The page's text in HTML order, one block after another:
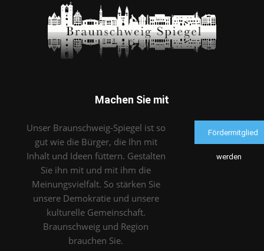
Machen Sie mit
Unser Braunschweig-Spiegel ist so
gut wie die Bürger, die Ihn mit
Inhalt und Ideen füttern. Gestalten
Sie ihn mit und mit ihm die
Meinungsvielfalt. So stärken Sie
unsere Demokratie und unsere
kulturelle Gemeinschaft.
Braunschweig und Region
brauchen Sie.
Fördermitglied
werden